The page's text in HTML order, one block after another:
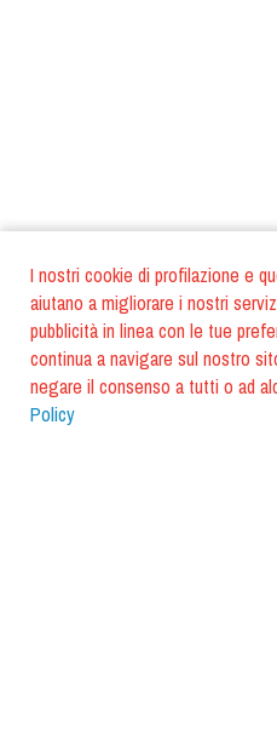
I nostri cookie di profilazione e
aiutano a migliorare i nostri
pubblicità in linea con le tue
continua a navigare sul nostro
negare il consenso a tutti o ad
Policy
DOVE
TUOI